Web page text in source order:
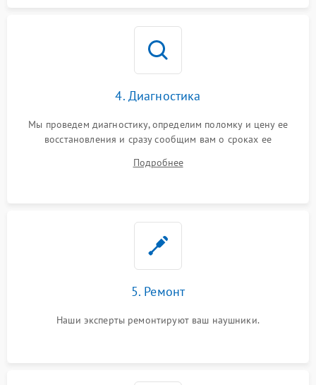
4. Диагностика
Мы проведем диагностику, определим поломку и цену ее
восстановления и сразу сообщим вам о сроках ее
Подробнее
5. Ремонт
Наши эксперты ремонтируют ваш наушники.